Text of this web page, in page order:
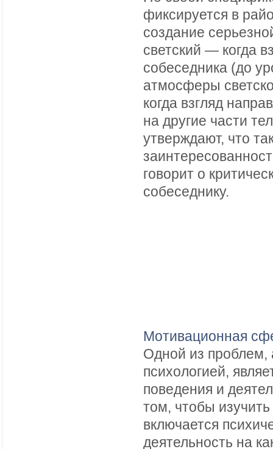
фиксируется в
создание
светский — когда
собеседника (до
атмосферы
когда взгляд
на другие части
утверждают, что
говорит о
собеседнику.
Мотивационная
Одной из проблем,
психологией,
поведения и
том, чтобы
включается
деятельность на